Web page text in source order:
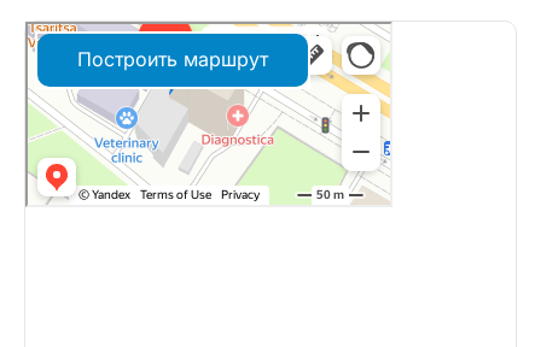
Построить маршрут